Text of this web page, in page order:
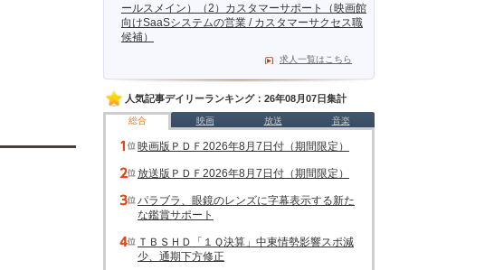
ールスメイン）（2）カスタマーサポート（映画館
向けSaaSシステムの営業 / カスタマーサクセス職
候補）
求人一覧はこちら
人気記事デイリーランキング：26年08月07日集計
総合 映画 放送 音楽
映画版ＰＤＦ2026年8月7日付（期間限定）
放送版ＰＤＦ2026年8月7日付（期間限定）
パラブラ、眼鏡のレンズに字幕表示する新た
な鑑賞サポート
ＴＢＳＨＤ「１Ｑ決算」中東情勢影響スポ減
少、通期下方修正